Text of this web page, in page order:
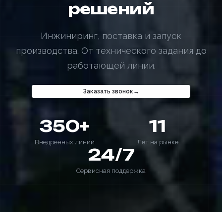
решений
Инжиниринг, поставка и запуск
производства. От технического задания до
работающей линии.
Заказать звонок
350+
Внедрённых линий
11
Лет на рынке
24/7
Сервисная поддержка